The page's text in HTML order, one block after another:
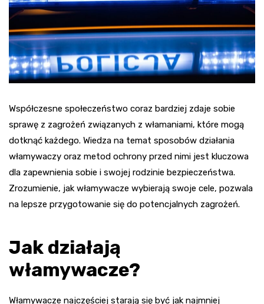
Współczesne społeczeństwo coraz bardziej zdaje sobie
sprawę z zagrożeń związanych z włamaniami, które mogą
dotknąć każdego. Wiedza na temat sposobów działania
włamywaczy oraz metod ochrony przed nimi jest kluczowa
dla zapewnienia sobie i swojej rodzinie bezpieczeństwa.
Zrozumienie, jak włamywacze wybierają swoje cele, pozwala
na lepsze przygotowanie się do potencjalnych zagrożeń.
Jak działają
włamywacze?
Włamywacze najczęściej starają się być jak najmniej